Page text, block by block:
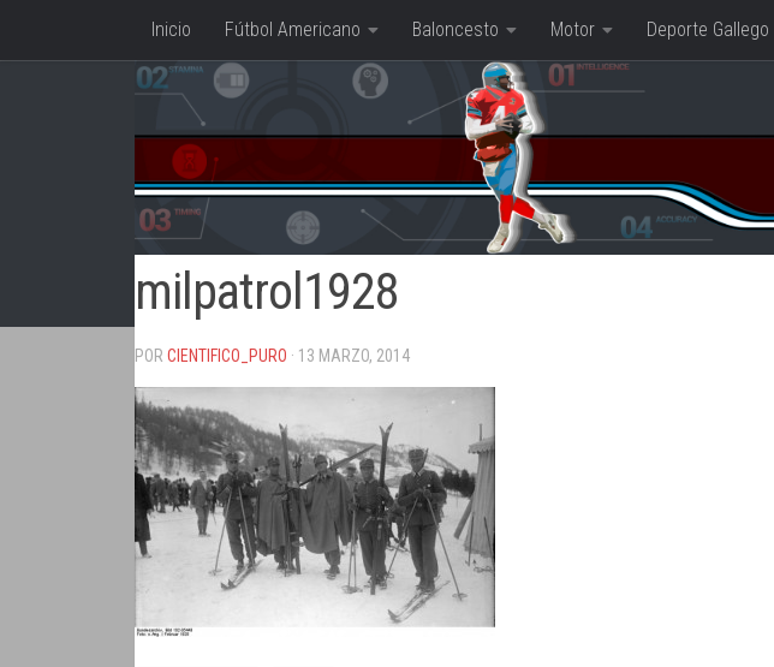
Saltar al contenido
Inicio Fútbol Americano Baloncesto Motor Deporte Gallego
milpatrol1928
POR CIENTIFICO_PURO · 13 MARZO, 2014